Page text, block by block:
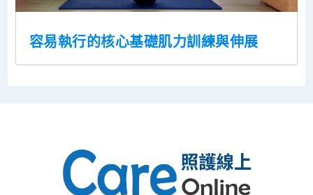
容易執行的核心基礎肌力訓練與伸展